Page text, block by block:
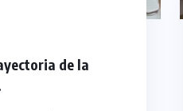
de la